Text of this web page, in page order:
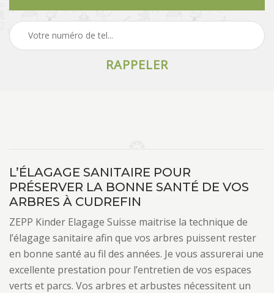
L’ÉLAGAGE SANITAIRE POUR
PRÉSERVER LA BONNE SANTÉ DE VOS
ARBRES À CUDREFIN
ZEPP Kinder Elagage Suisse maitrise la technique de
l’élagage sanitaire afin que vos arbres puissent rester
en bonne santé au fil des années. Je vous assurerai une
excellente prestation pour l’entretien de vos espaces
verts et parcs. Vos arbres et arbustes nécessitent un